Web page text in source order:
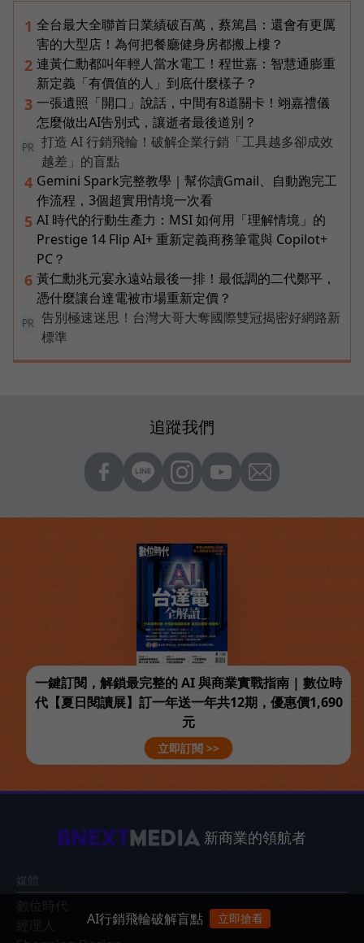
1 全台最大全聯首日業績破百萬，蔡篤昌：還會有更厲
害的大型店！為何把餐廳健身房都搬上樓？
2 連黃仁勳都叫年輕人當水電工！程世嘉：智慧通膨重
新定義「有價值的人」到底什麼樣子？
3 一張遺照「開口」說話，中間有8道關卡！翊嘉禮儀
怎麼做出AI告別式，讓逝者最後道別？
PR
打造 AI 行銷飛輪！破解企業行銷「工具越多卻成效
越差」的盲點
4 Gemini Spark完整教學｜幫你讀Gmail、自動跑完工
作流程，3個超實用情境一次看
5 AI 時代的行動生產力：MSI 如何用「理解情境」的
Prestige 14 Flip AI+ 重新定義商務筆電與 Copilot+
PC？
6 黃仁勳兆元宴永遠站最後一排！最低調的二代鄭平，
憑什麼讓台達電被市場重新定價？
PR
告別極速迷思！台灣大哥大奪國際雙冠揭密好網路新
標準
追蹤我們
一鍵訂閱，解鎖最完整的 AI 與商業實戰指南 | 數位時
代【夏日閱讀展】訂一年送一年共12期，優惠價1,690
元
立即訂閱 >>
新商業的領航者
媒體
AI行銷飛輪破解盲點 立即搶看